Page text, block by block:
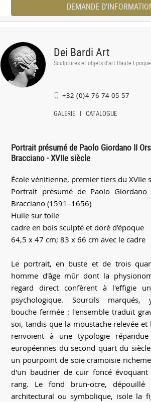
DEMANDE
Dei Bardi Art
Sculptures et objets d'art Haute
+32 (0)4 76 74 05 57
GALERIE CATALOGUE
Portrait présumé de Paolo Giordano II
Bracciano - XVIIe siècle
École vénitienne, premier tiers du XVIIe
Portrait présumé de Paolo
Bracciano (1591–1656)
Huile sur toile
cadre en bois sculpté et doré d’époque
64,5 x 47 cm; 83 x 66 cm avec le cadre
Le portrait, en buste et de trois
homme d'âge mûr dont la
regard direct confèrent à l'effigie
psychologique. Sourcils marqués,
bouche fermée : l'ensemble traduit
soi, tandis que la moustache relevée
renvoient à une typologie
européennes du second quart du
un pourpoint de soie cramoisie
d'un baudrier de cuir foncé évoquant
rang. Le fond brun-ocre,
architectural ou symbolique, isole la